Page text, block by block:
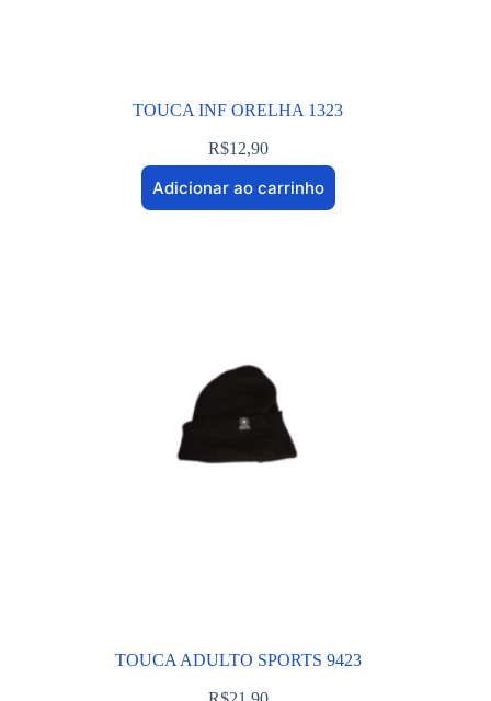
TOUCA INF ORELHA 1323
R$12,90
Adicionar ao carrinho
TOUCA ADULTO SPORTS 9423